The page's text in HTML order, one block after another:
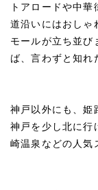
トアロードや中華
道沿いにはおしゃ
モールが立ち並び
ば、言わずと知れ
神戸以外にも、姫
神戸を少し北に行
崎温泉などの人気